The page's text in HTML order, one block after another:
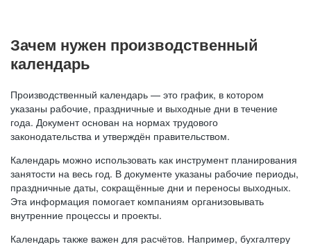
Зачем нужен производственный
календарь
Производственный календарь — это график, в котором
указаны рабочие, праздничные и выходные дни в течение
года. Документ основан на нормах трудового
законодательства и утверждён правительством.
Календарь можно использовать как инструмент планирования
занятости на весь год. В документе указаны рабочие периоды,
праздничные даты, сокращённые дни и переносы выходных.
Эта информация помогает компаниям организовывать
внутренние процессы и проекты.
Календарь также важен для расчётов. Например, бухгалтеру